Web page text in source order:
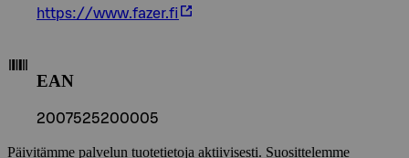
https://www.fazer.fi
EAN
2007525200005
Päivitämme palvelun tuotetietoja aktiivisesti. Suosittelemme